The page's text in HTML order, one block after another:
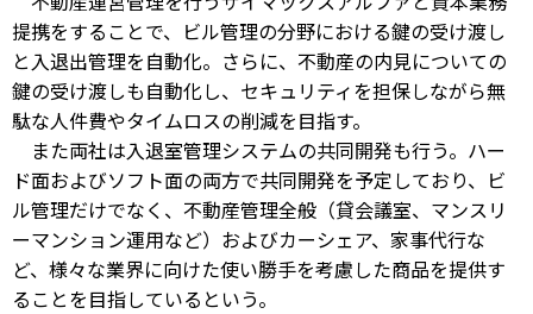
提携をすることで、ビル管理の分野における鍵の受け渡し
と入退出管理を自動化。さらに、不動産の内見についての
鍵の受け渡しも自動化し、セキュリティを担保しながら無
駄な人件費やタイムロスの削減を目指す。
また両社は入退室管理システムの共同開発も行う。ハー
ド面およびソフト面の両方で共同開発を予定しており、ビ
ル管理だけでなく、不動産管理全般（貸会議室、マンスリ
ーマンション運用など）およびカーシェア、家事代行な
ど、様々な業界に向けた使い勝手を考慮した商品を提供す
ることを目指しているという。